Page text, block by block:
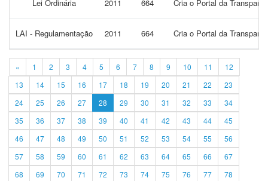
Lei Ordinária 2011 664 Cria o Portal da
LAI - Regulamentação 2011 664 Cria o Portal da
« 1 2 3 4 5 6 7 8 9 10 11
12
13
14 15 16 17 18 19 20 21 22
23
24
25 26 27 28 29 30 31 32 33
34
35
36 37 38 39 40 41 42 43 44
45
46
47 48 49 50 51 52 53 54 55
56
57
58 59 60 61 62 63 64 65 66
67
68
69 70 71 72 73 74 75 76 77 78